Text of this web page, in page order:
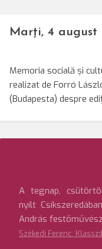
Marți, 4 august
Memoria socială și
realizat de Forró
(Budapesta) despre
A tegnap,
nyílt
András
Székedi Ferenc: